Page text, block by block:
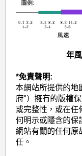
年
*免責聲明:
本網站所提供的地
府"）擁有的版權
或完整性，或在任
何明示或隱含的保
網站有關的任何原
任。